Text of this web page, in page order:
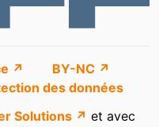
↗
BY-NC ↗
des données
Solutions ↗ et avec